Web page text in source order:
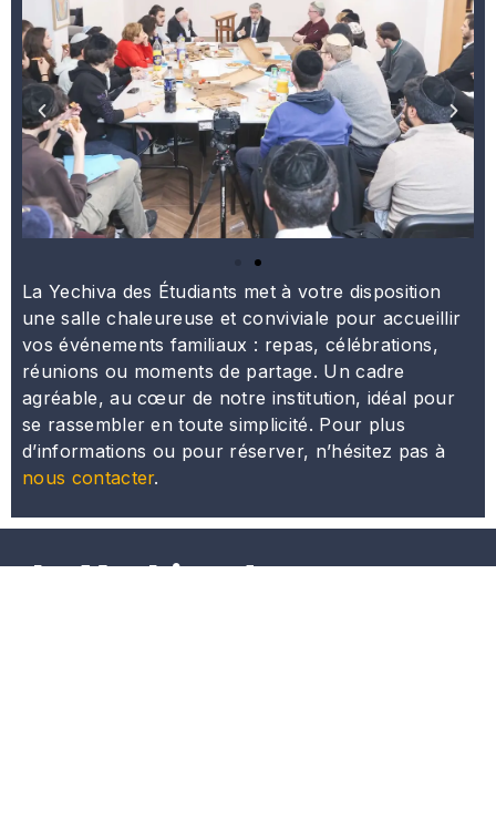
La Yechiva des Étudiants met à votre disposition
une salle chaleureuse et conviviale pour accueillir
vos événements familiaux : repas, célébrations,
réunions ou moments de partage. Un cadre
agréable, au cœur de notre institution, idéal pour
se rassembler en toute simplicité. Pour plus
d’informations ou pour réserver, n’hésitez pas à
nous contacter.
La Yechiva des